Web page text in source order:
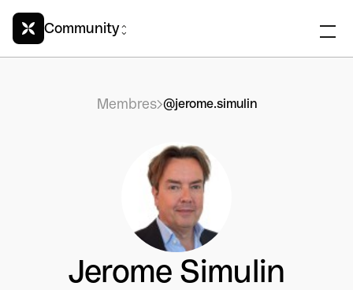
Community
Membres @jerome.simulin
Jerome Simulin